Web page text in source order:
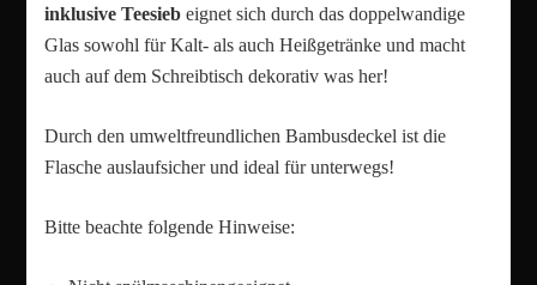
inklusive Teesieb eignet sich durch das doppelwandige
Glas sowohl für Kalt- als auch Heißgetränke und macht
auch auf dem Schreibtisch dekorativ was her!
Durch den umweltfreundlichen Bambusdeckel ist die
Flasche auslaufsicher und ideal für unterwegs!
Bitte beachte folgende Hinweise: